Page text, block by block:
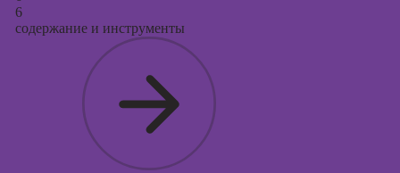
6
содержание и инструменты